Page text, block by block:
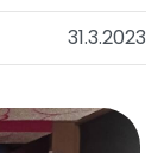
31.3.2023